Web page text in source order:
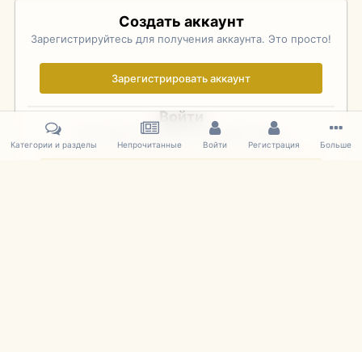
Создать аккаунт
Зарегистрируйтесь для получения аккаунта. Это просто!
Зарегистрировать аккаунт
Войти
Уже зарегистрированы? Войдите здесь.
Категории и разделы Непрочитанные Войти Регистрация Больше